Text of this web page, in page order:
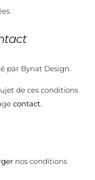
par Bynat Design.
de ces conditions
contact.
nos conditions